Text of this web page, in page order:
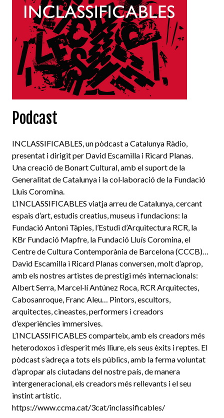
Podcast
INCLASSIFICABLES, un pòdcast a Catalunya Ràdio,
presentat i dirigit per David Escamilla i Ricard Planas.
Una creació de Bonart Cultural, amb el suport de la
Generalitat de Catalunya i la col·laboració de la Fundació
Lluis Coromina.
L’INCLASSIFICABLES viatja arreu de Catalunya, cercant
espais d’art, estudis creatius, museus i fundacions: la
Fundació Antoni Tàpies, l’Estudi d’Arquitectura RCR, la
KBr Fundació Mapfre, la Fundació Lluís Coromina, el
Centre de Cultura Contemporània de Barcelona (CCCB)…
David Escamilla i Ricard Planas conversen, molt d’aprop,
amb els nostres artistes de prestigi més internacionals:
Albert Serra, Marcel·lí Antúnez Roca, RCR Arquitectes,
Cabosanroque, Franc Aleu… Pintors, escultors,
arquitectes, cineastes, performers i creadors
d’experiències immersives.
L’INCLASSIFICABLES comparteix, amb els creadors més
heterodoxos i d’esperit més lliure, els seus èxits i reptes. El
pòdcast s’adreça a tots els públics, amb la ferma voluntat
d’apropar als ciutadans del nostre país, de manera
intergeneracional, els creadors més rellevants i el seu
instint artístic.
https://www.ccma.cat/3cat/inclassificables/